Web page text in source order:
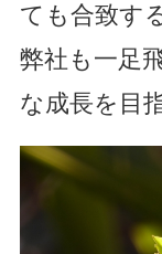
ても合致す
弊社も一足
な成長を目